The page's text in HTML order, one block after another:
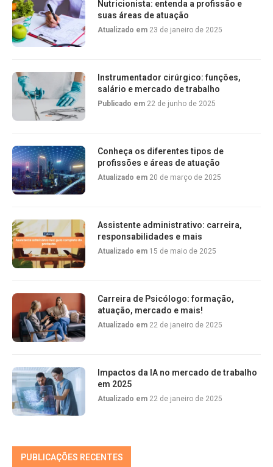
Nutricionista: entenda a profissão e
suas áreas de atuação
Atualizado em 23 de janeiro de 2025
Instrumentador cirúrgico: funções,
salário e mercado de trabalho
Publicado em 22 de junho de 2025
Conheça os diferentes tipos de
profissões e áreas de atuação
Atualizado em 20 de março de 2025
Assistente administrativo: carreira,
responsabilidades e mais
Atualizado em 15 de maio de 2025
Carreira de Psicólogo: formação,
atuação, mercado e mais!
Atualizado em 22 de janeiro de 2025
Impactos da IA no mercado de trabalho
em 2025
Atualizado em 22 de janeiro de 2025
PUBLICAÇÕES RECENTES